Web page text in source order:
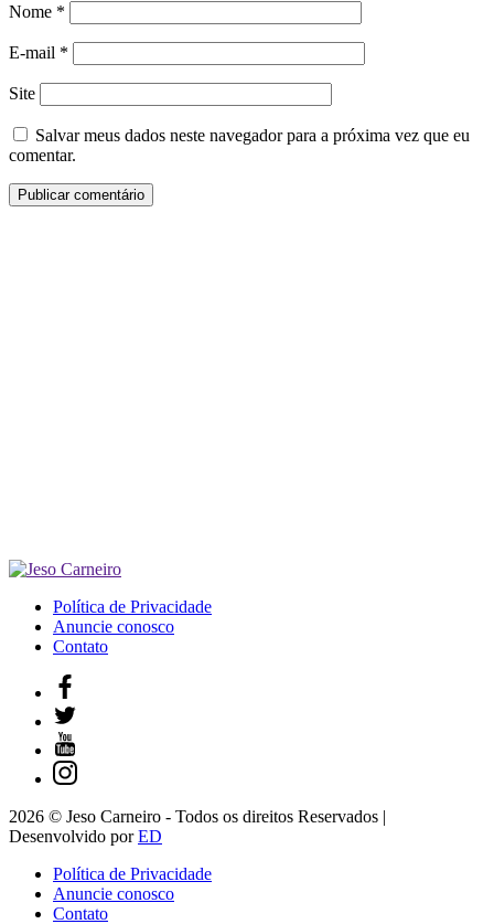
Nome *
E-mail *
Site
Salvar meus dados neste navegador para a próxima vez que eu
comentar.
Política de Privacidade
Anuncie conosco
Contato
2026 © Jeso Carneiro - Todos os direitos Reservados |
Desenvolvido porED
Política de Privacidade
Anuncie conosco
Contato